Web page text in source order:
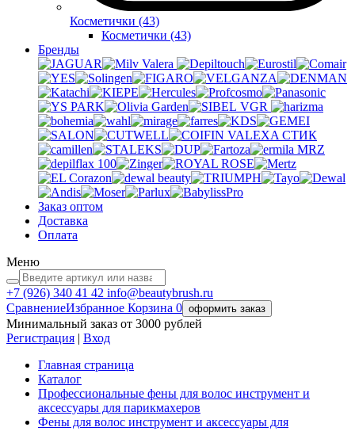
Косметички (43)
Косметички (43)
Бренды
Valera
VGR
VALEXA СТИК
MRZ
Заказ оптом
Доставка
Оплата
Меню
+7 (926) 340 41 42 info@beautybrush.ru
СравнениеИзбранное Корзина 0 оформить заказ
Минимальный заказ от 3000 рублей
Регистрация | Вход
Главная страница
Каталог
Профессиональные фены для волос инструмент и
аксессуары для парикмахеров
Фены для волос инструмент и аксессуары для